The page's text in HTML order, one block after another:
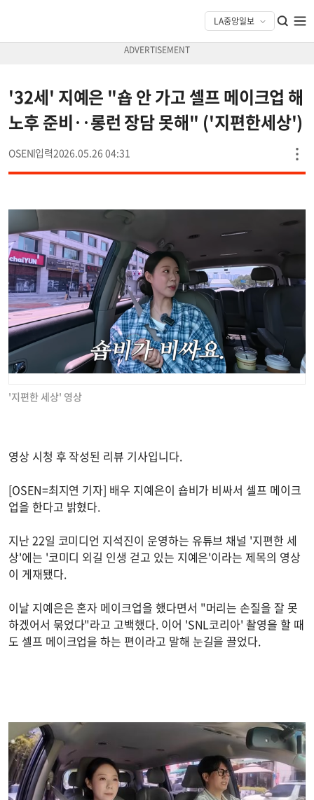
'32세' 지예은 "숍 안 가고 셀프 메이크업 해
노후 준비‥롱런 장담 못해" ('지편한세상')
OSEN 2026.05.26 04:31
'지편한 세상' 영상
영상 시청 후 작성된 리뷰 기사입니다.
[OSEN=최지연 기자] 배우 지예은이 숍비가 비싸서 셀프 메이크
업을 한다고 밝혔다.
지난 22일 코미디언 지석진이 운영하는 유튜브 채널 '지편한 세
상'에는 '코미디 외길 인생 걷고 있는 지예은'이라는 제목의 영상
이 게재됐다.
이날 지예은은 혼자 메이크업을 했다면서 "머리는 손질을 잘 못
하겠어서 묶었다"라고 고백했다. 이어 'SNL코리아' 촬영을 할 때
도 셀프 메이크업을 하는 편이라고 말해 눈길을 끌었다.